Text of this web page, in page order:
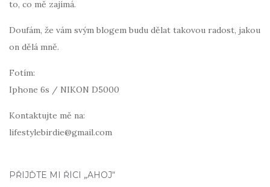
to, co mě zajímá.
Doufám, že vám svým blogem budu dělat takovou radost, jakou
on dělá mně.
Fotím:
Iphone 6s / NIKON D5000
Kontaktujte mě na:
lifestylebirdie@gmail.com
PŘIJĎTE MI ŘÍCI „AHOJ“